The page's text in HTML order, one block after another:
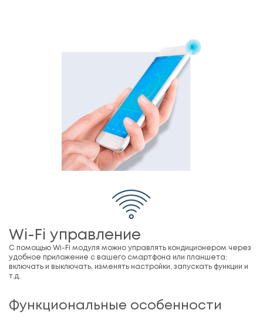
Wi-Fi управление
С помощью Wi-Fi модуля можно управлять кондиционером через
удобное приложение с вашего смартфона или планшета:
включать и выключать, изменять настройки, запускать функции и
т.д.
Функциональные особенности